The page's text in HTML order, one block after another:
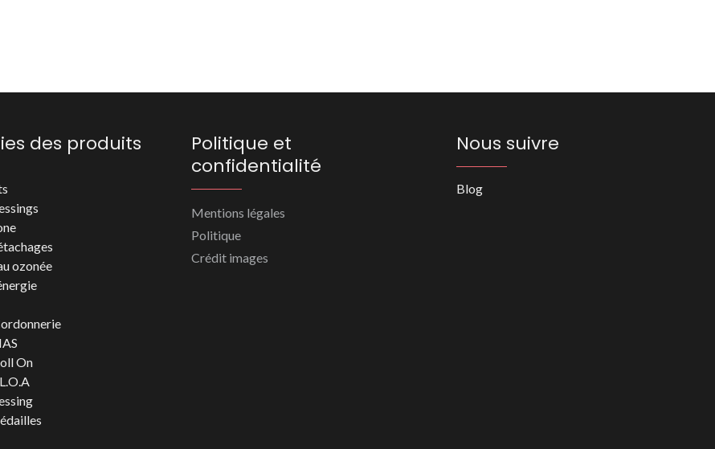
des produits
ozonée
On
Politique et
confidentialité
Mentions légales
Politique
Crédit images
Nous suivre
Blog